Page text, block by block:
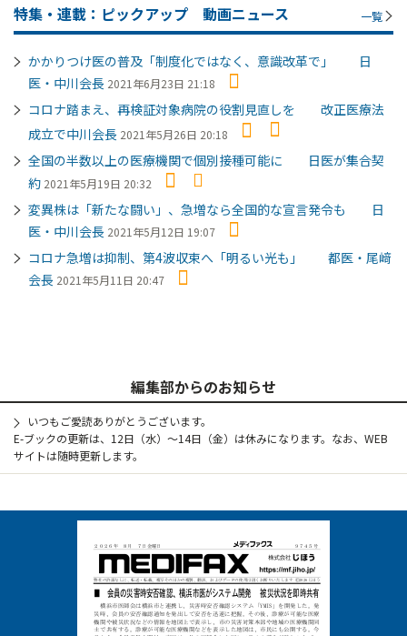
特集・連載：ピックアップ 動画ニュース 一覧
かかりつけ医の普及「制度化ではなく、意識改革で」 日
医・中川会長 2021年6月23日 21:18
コロナ踏まえ、再検証対象病院の役割見直しを 改正医療法
成立で中川会長 2021年5月26日 20:18
全国の半数以上の医療機関で個別接種可能に 日医が集合契
約 2021年5月19日 20:32
変異株は「新たな闘い」、急増なら全国的な宣言発令も 日
医・中川会長 2021年5月12日 19:07
コロナ急増は抑制、第4波収束へ「明るい光も」 都医・尾﨑
会長 2021年5月11日 20:47
編集部からのお知らせ
いつもご愛読ありがとうございます。
E-ブックの更新は、12日（水）～14日（金）は休みになります。なお、WEB
サイトは随時更新します。